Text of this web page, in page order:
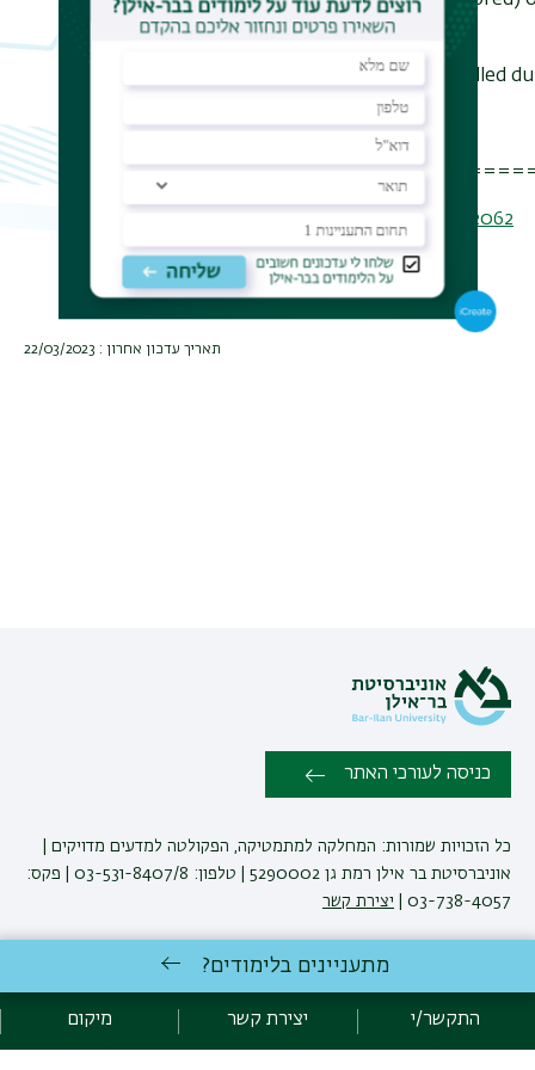
machinery.
All necessary definitions will be recalled
https://us02web.zoom.us/j/87856132062
Meeting ID: 878 5613 2062
תאריך עדכון אחרון : 22/03/2023
כניסה לעורכי האתר
כל הזכויות שמורות: המחלקה למתמטיקה, הפקולטה למדעים מדויקים |
אוניברסיטת בר אילן רמת גן 5290002 | טלפון: 03-531-8407/8 | פקס:
03-738-4057 |
יצירת קשר
לימודי מתמטיקהבאוניברסיטת בר-אילן
הצהרת נגישות
מדיניות פרטיות
מתעניינים בלימודים?
התקשר/י יצירת קשר מיקום